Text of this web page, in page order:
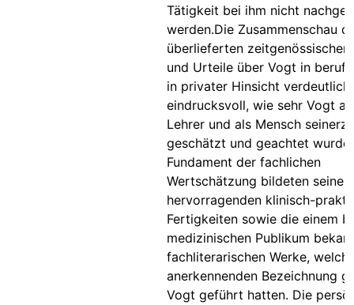
Tätigkeit bei ihm nicht
werden.Die Zusammenschau
überlieferten zeitgenössischen
und Urteile über Vogt in
in privater Hinsicht verdeutlicht
eindrucksvoll, wie sehr Vogt
Lehrer und als Mensch
geschätzt und geachtet
Fundament der fachlichen
Wertschätzung bildeten seine
hervorragenden klinisch-
Fertigkeiten sowie die einem
medizinischen Publikum
fachliterarischen Werke,
anerkennenden Bezeichnung
Vogt geführt hatten. Die